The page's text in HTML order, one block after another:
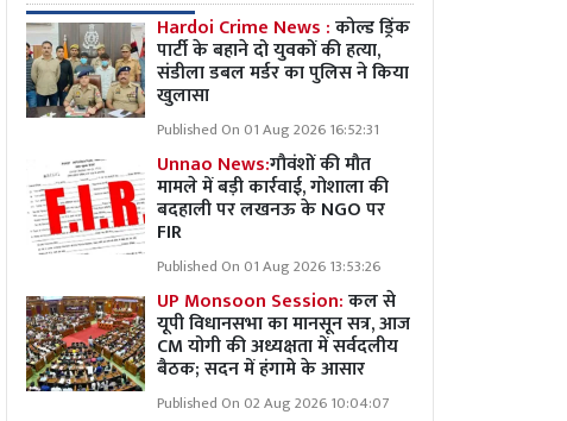
Hardoi Crime News :कोल्ड ड्रिंक
पार्टी के बहाने दो युवकों की हत्या,
संडीला डबल मर्डर का पुलिस ने किया
खुलासा
Published On 01 Aug 2026 16:52:31
Unnao News:गौवंशों की मौत
मामले में बड़ी कार्रवाई, गोशाला की
बदहाली पर लखनऊ के NGO पर
FIR
Published On 01 Aug 2026 13:53:26
UP Monsoon Session:कल से
यूपी विधानसभा का मानसून सत्र, आज
CM योगी की अध्यक्षता में सर्वदलीय
बैठक; सदन में हंगामे के आसार
Published On 02 Aug 2026 10:04:07